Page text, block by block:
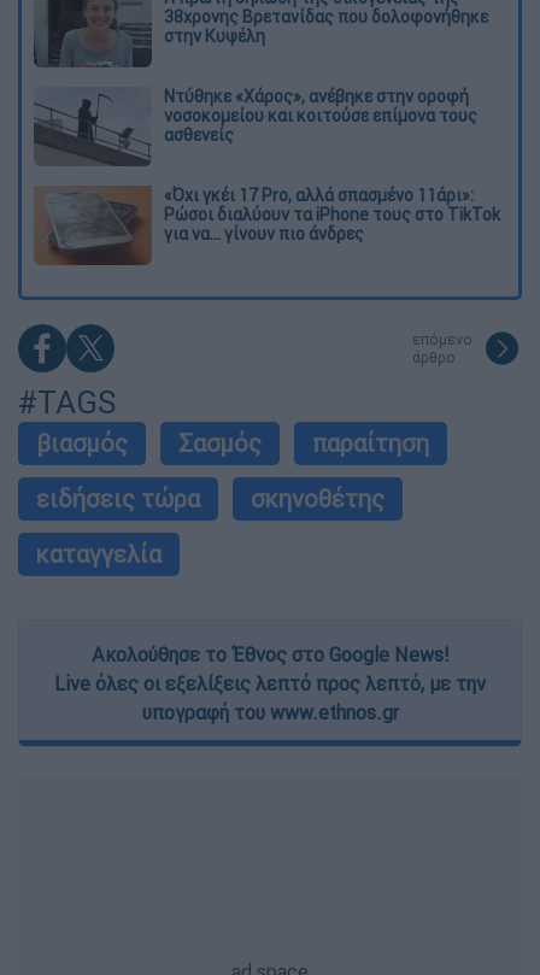
38χρονης Βρετανίδας που δολοφονήθηκε
στην Κυψέλη
Ντύθηκε «Χάρος», ανέβηκε στην οροφή
νοσοκομείου και κοιτούσε επίμονα τους
ασθενείς
«Όχι γκέι 17 Pro, αλλά σπασμένο 11άρι»:
Ρώσοι διαλύουν τα iPhone τους στο TikTok
για να... γίνουν πιο άνδρες
επόμενο
άρθρο
#TAGS
βιασμός Σασμός
παραίτηση
ειδήσεις τώρα
σκηνοθέτης
καταγγελία
Ακολούθησε το Έθνος στο Google News!
Live όλες οι εξελίξεις λεπτό προς λεπτό, με την
υπογραφή του www.ethnos.gr